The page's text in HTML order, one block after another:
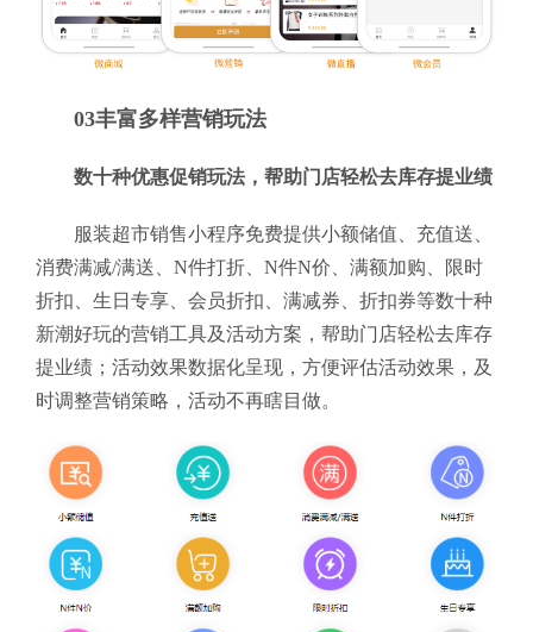
03丰富多样营销玩法
数十种优惠促销玩法，帮助门店轻松去库存提业绩
服装超市销售小程序免费提供小额储值、充值送、
消费满减/满送、N件打折、N件N价、满额加购、限时
折扣、生日专享、会员折扣、满减券、折扣券等数十种
新潮好玩的营销工具及活动方案，帮助门店轻松去库存
提业绩；活动效果数据化呈现，方便评估活动效果，及
时调整营销策略，活动不再瞎目做。